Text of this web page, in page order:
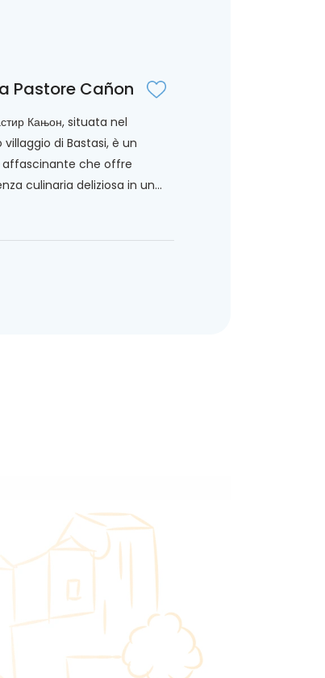
Pastore Cañon
Кањон, situata nel
di Bastasi, è un
che offre
culinaria deliziosa in un...